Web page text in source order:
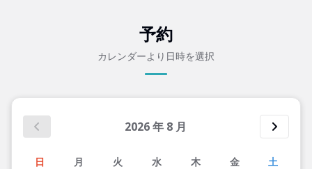
予約
カレンダーより日時を選択
2026年 8 月
日 月 火 水 木 金 土